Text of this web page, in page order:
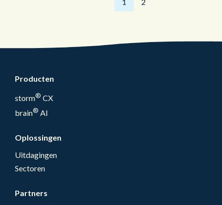
Producten
storm® CX
brain® AI
Oplossingen
Uitdagingen
Sectoren
Partners